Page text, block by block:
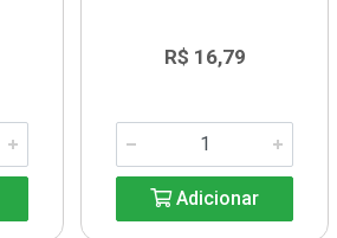
R$ 16,79
Adicionar